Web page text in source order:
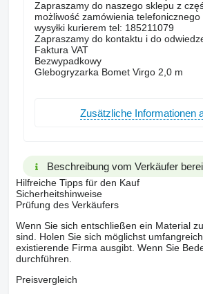
Zapraszamy do naszego sklepu z
możliwość zamówienia telefonicznego
wysyłki kurierem tel: 185211079
Zapraszamy do kontaktu i do
Faktura VAT
Bezwypadkowy
Glebogryzarka Bomet Virgo 2,0 m
Zusätzliche Informationen
Beschreibung vom Verkäufer
Hilfreiche Tipps für den Kauf
Sicherheitshinweise
Prüfung des Verkäufers
Wenn Sie sich entschließen ein Material
sind. Holen Sie sich möglichst
existierende Firma ausgibt. Wenn Sie
durchführen.
Preisvergleich